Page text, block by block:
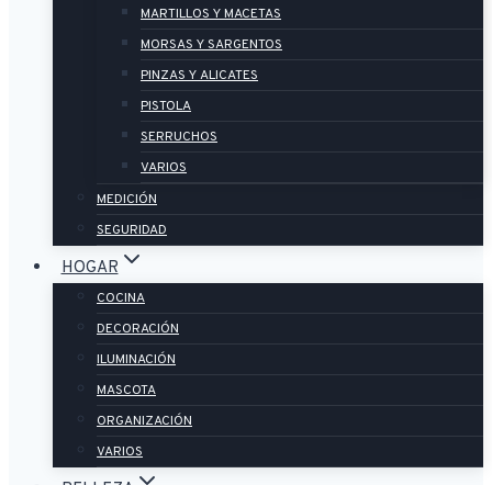
MARTILLOS Y MACETAS
MORSAS Y SARGENTOS
PINZAS Y ALICATES
PISTOLA
SERRUCHOS
VARIOS
MEDICIÓN
SEGURIDAD
HOGAR
COCINA
DECORACIÓN
ILUMINACIÓN
MASCOTA
ORGANIZACIÓN
VARIOS